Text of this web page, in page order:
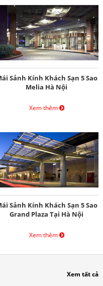
Sảnh Kính Khách Sạn 5 Sao
Melia Hà Nội
Xem thêm
Sảnh Kính Khách Sạn 5 Sao
Grand Plaza Tại Hà Nội
Xem thêm
Xem tất cả